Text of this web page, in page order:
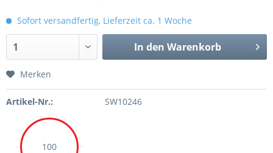
Sofort versandfertig, Lieferzeit ca. 1 Woche
In den Warenkorb
Merken
Artikel-Nr.: SW10246
100